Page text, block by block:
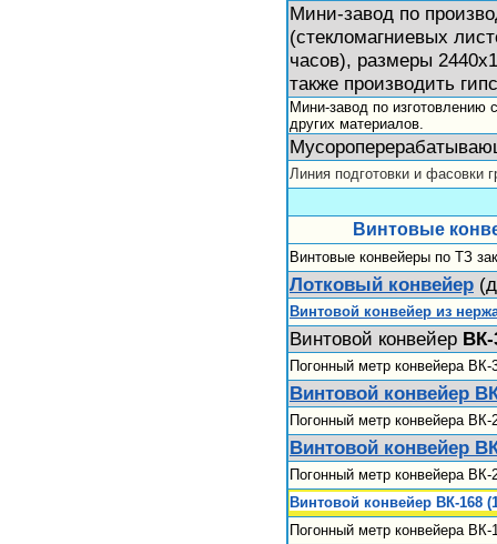
Мини-завод по
(стекломагниевых
часов), размеры
также производить
Мини-завод по изготовлению
других материалов.
Линия подготовки и фасовки
Винтовые
Винтовые конвейеры по ТЗ
Лотковый конвейер
Винтовой конвейер из
Винтовой конвейер ВК-
Погонный метр конвейера ВК-
Винтовой конвейер
Погонный метр конвейера ВК-
Винтовой конвейер
Погонный метр конвейера ВК-
Винтовой конвейер ВК-168
Погонный метр конвейера ВК-